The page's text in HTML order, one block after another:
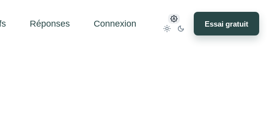
Réponses Connexion Essai gratuit